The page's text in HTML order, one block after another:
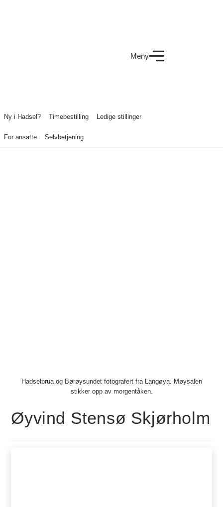
Meny
Ny i Hadsel? Timebestilling Ledige stillinger
For ansatte Selvbetjening
Hadselbrua og Børøysundet fotografert fra Langøya. Møysalen
stikker opp av morgentåken.
Øyvind Stensø Skjørholm